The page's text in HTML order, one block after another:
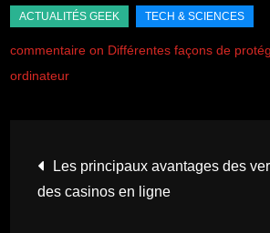
commentaire on Différentes façons de
ordinateur
Navigation
de
Les principaux avantages des
des casinos en ligne